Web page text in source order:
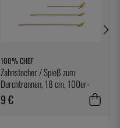
100% CHEF
Zahnstocher / Spieß zum
Durchtrennen, 18 cm, 100er-
Pack - 100% Chef
9 €